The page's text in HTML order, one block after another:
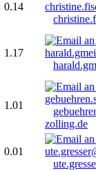
0.14
1.17
1.01
zolling.de
0.01